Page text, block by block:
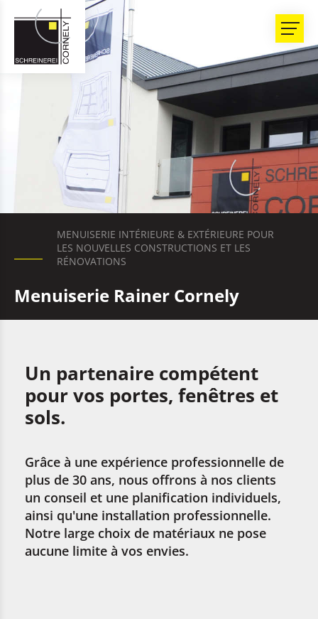
MENUISERIE INTÉRIEURE & EXTÉRIEURE POUR
LES NOUVELLES CONSTRUCTIONS ET LES
RÉNOVATIONS
Menuiserie Rainer Cornely
Un partenaire compétent
pour vos portes, fenêtres et
sols.
Grâce à une expérience professionnelle de
plus de 30 ans, nous offrons à nos clients
un conseil et une planification individuels,
ainsi qu'une installation professionnelle.
Notre large choix de matériaux ne pose
aucune limite à vos envies.